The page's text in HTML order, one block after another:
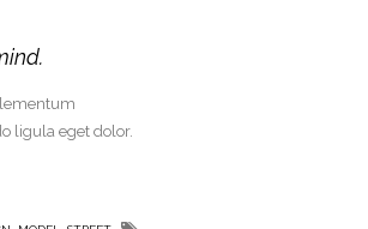
ligula eget dolor.